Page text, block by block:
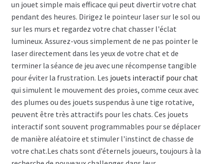
un jouet simple mais efficace qui peut divertir votre chat
pendant des heures. Dirigez le pointeur laser sur le sol ou
sur les murs et regardez votre chat chasser l'éclat
lumineux. Assurez-vous simplement de ne pas pointer le
laser directement dans les yeux de votre chat et de
terminer la séance de jeu avec une récompense tangible
pour éviter la frustration. Les jouets interactif pour chat
qui simulent le mouvement des proies, comme ceux avec
des plumes ou des jouets suspendus à une tige rotative,
peuvent être très attractifs pour les chats. Ces jouets
interactif sont souvent programmables pour se déplacer
de manière aléatoire et stimuler l'instinct de chasse de
votre chat.Les chats sont d’éternels joueurs, toujours à la